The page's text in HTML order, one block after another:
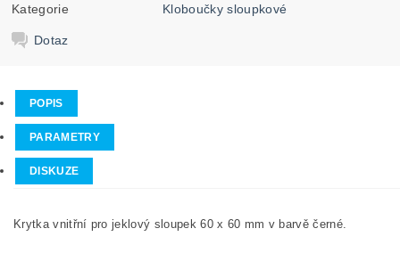
Kategorie Kloboučky sloupkové
Dotaz
POPIS
PARAMETRY
DISKUZE
Krytka vnitřní pro jeklový sloupek 60 x 60 mm v barvě černé.